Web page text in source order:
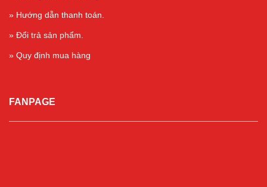
» Hướng dẫn thanh toán.
» Đổi trả sản phẩm.
» Quy định mua hàng
FANPAGE